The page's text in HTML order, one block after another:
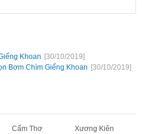
Khoan [30/10/2019]
Bơm Chìm Giếng Khoan [30/10/2019]
Cẩm Thơ
Xương Kiên